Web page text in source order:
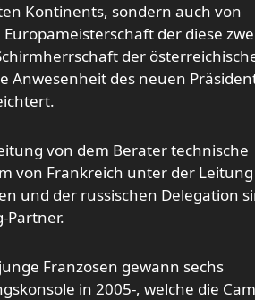
Kontinents, sondern auch von
der diese
der
Anwesenheit des neuen
von dem Berater technische
von Frankreich unter der Leitung
und der russischen Delegation
Partner.
Franzosen gewann sechs
gskonsole in 2005-, welche die